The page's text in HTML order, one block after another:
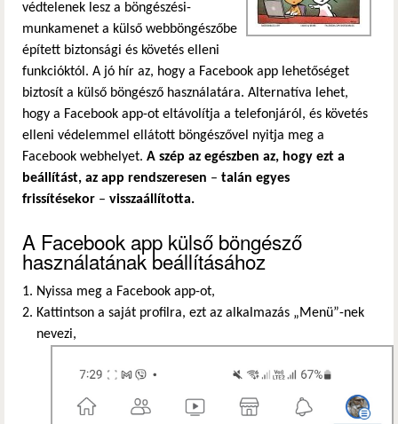
védtelenek lesz a böngészési-
munkamenet a külső webböngészőbe
épített biztonsági és követés elleni
funkcióktól. A jó hír az, hogy a Facebook app lehetőséget
biztosít a külső böngésző használatára. Alternatíva lehet,
hogy a Facebook app-ot eltávolítja a telefonjáról, és követés
elleni védelemmel ellátott böngészővel nyitja meg a
Facebook webhelyet. A szép az egészben az, hogy ezt a
beállítást, az app rendszeresen – talán egyes
frissítésekor – visszaállította.
A Facebook app külső böngésző
használatának beállításához
Nyissa meg a Facebook app-ot,
Kattintson a saját profilra, ezt az alkalmazás „Menü”-nek
nevezi,